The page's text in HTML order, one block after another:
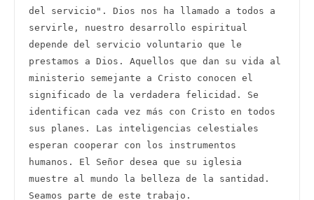
del servicio". Dios nos ha llamado a todos a
servirle, nuestro desarrollo espiritual
depende del servicio voluntario que le
prestamos a Dios. Aquellos que dan su vida al
ministerio semejante a Cristo conocen el
significado de la verdadera felicidad. Se
identifican cada vez más con Cristo en todos
sus planes. Las inteligencias celestiales
esperan cooperar con los instrumentos
humanos. El Señor desea que su iglesia
muestre al mundo la belleza de la santidad.